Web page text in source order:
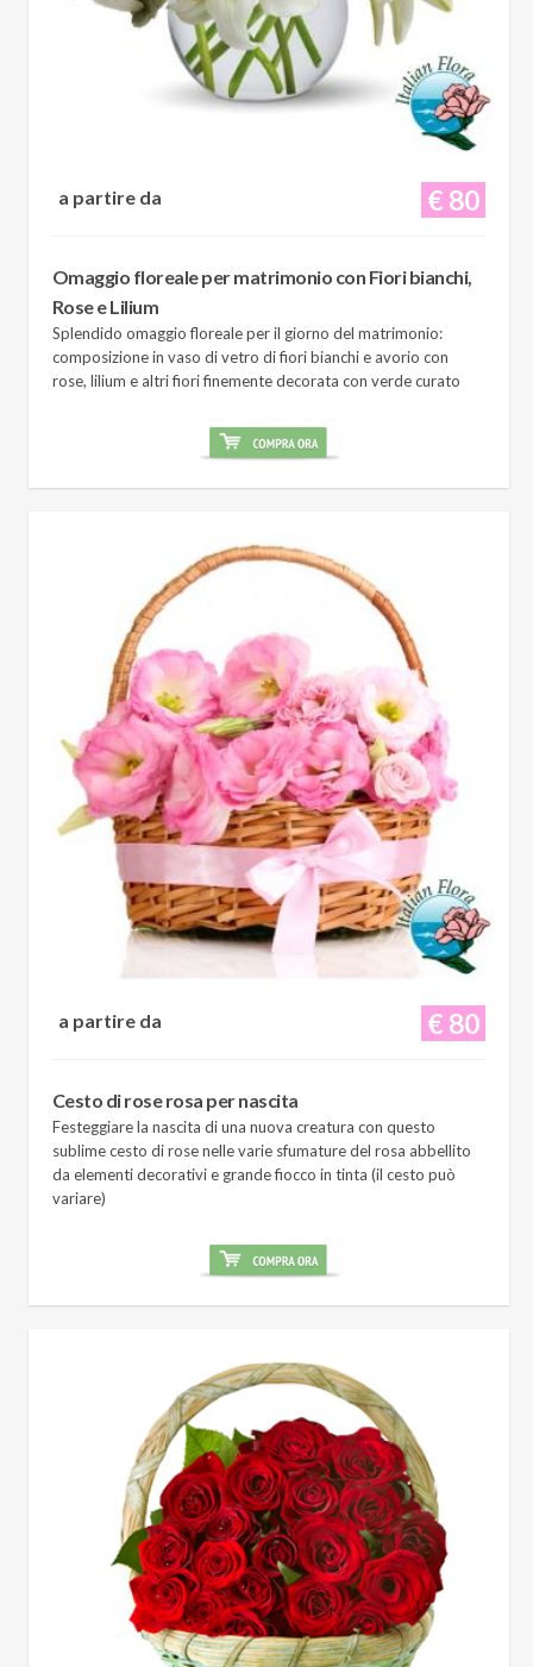
€ 80
a partire da
Omaggio floreale per matrimonio con Fiori bianchi,
Rose e Lilium
Splendido omaggio floreale per il giorno del matrimonio:
composizione in vaso di vetro di fiori bianchi e avorio con
rose, lilium e altri fiori finemente decorata con verde curato
€ 80
a partire da
Cesto di rose rosa per nascita
Festeggiare la nascita di una nuova creatura con questo
sublime cesto di rose nelle varie sfumature del rosa abbellito
da elementi decorativi e grande fiocco in tinta (il cesto può
variare)